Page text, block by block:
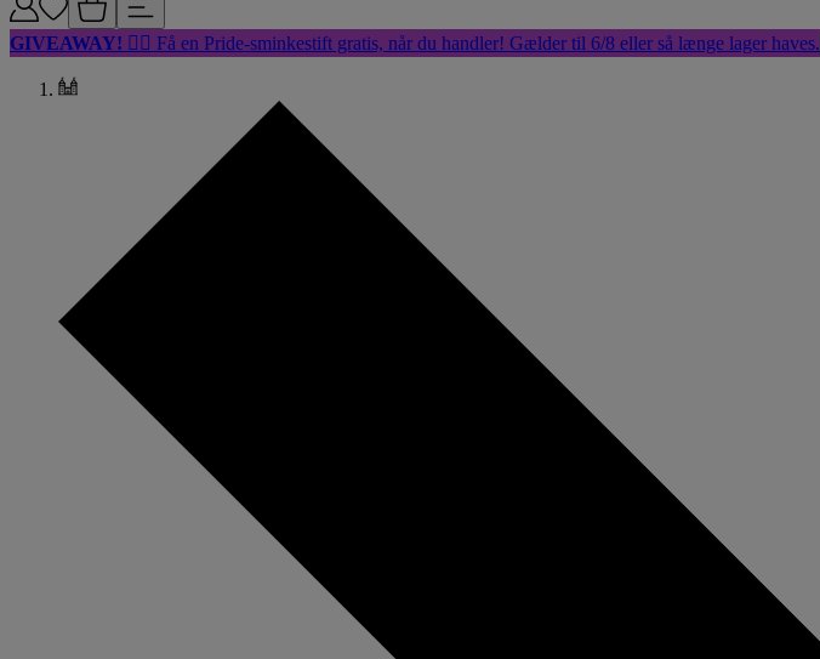
GIVEAWAY! 🏳️‍🌈 Få en Pride-sminkestift gratis, når du handler! Gælder til 6/8 eller så længe lager haves.